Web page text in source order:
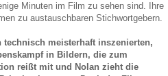
Minuten im Film zu sehen sind. Ihre
zu austauschbaren Stichwortgebern.
technisch meisterhaft inszenierten,
in Bildern, die zum
reißt mit und Nolan zieht die